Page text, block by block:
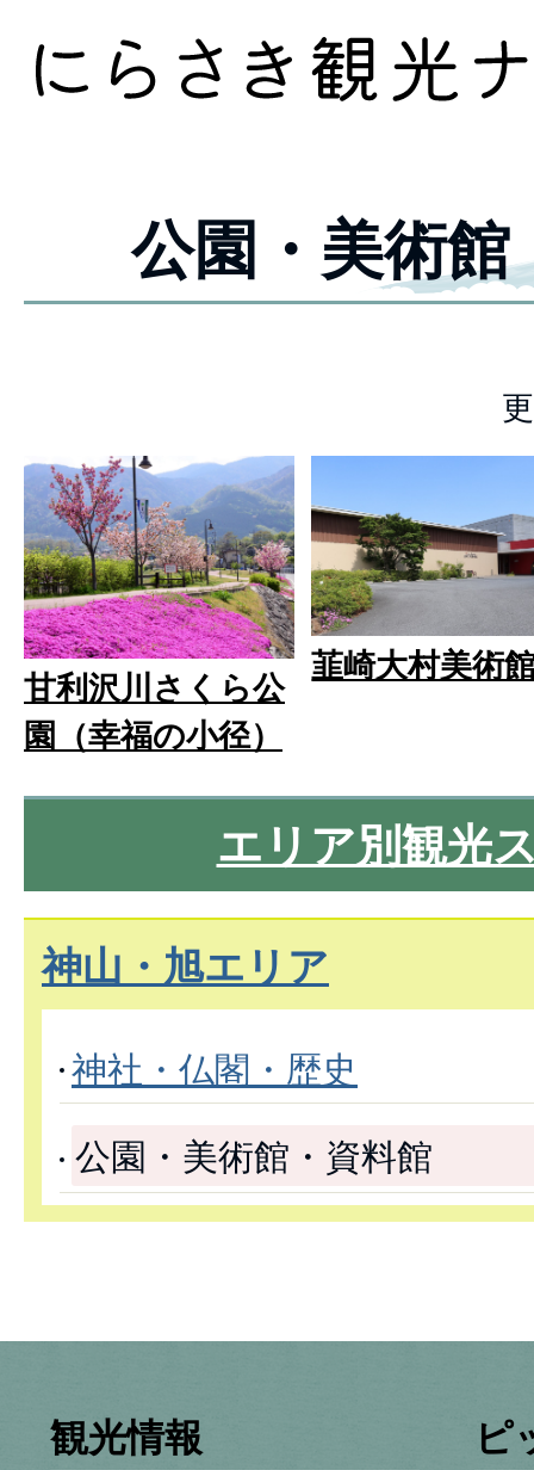
公園・美術館
甘利沢川さくら公
園（幸福の小径）
韮崎大村美術
エリア別観光
神山・旭エリア
神社・仏閣・歴史
公園・美術館・資料館
観光情報 ピ